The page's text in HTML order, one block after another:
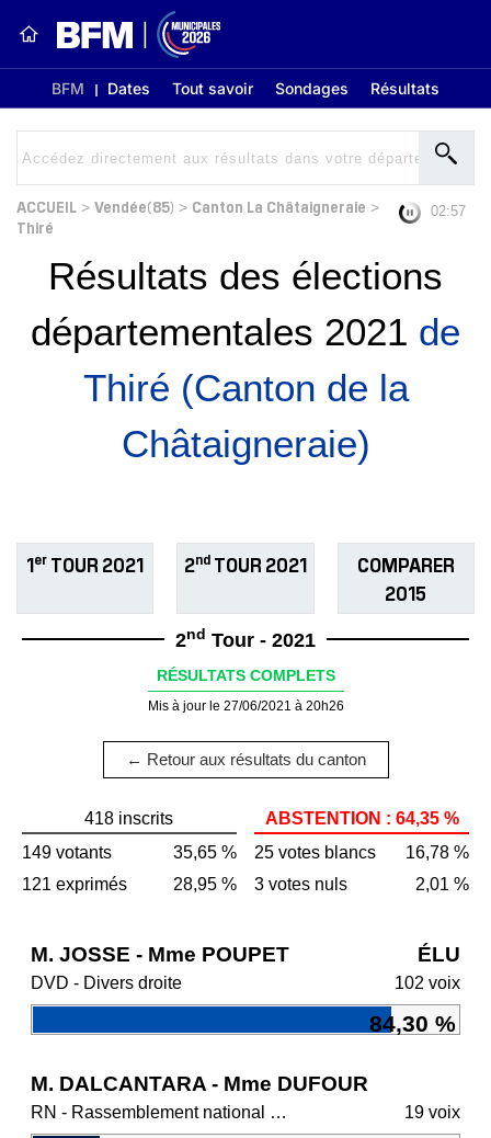
BFM Dates Tout savoir Sondages Résultats
ACCUEIL > Vendée(85) > Canton La Châtaigneraie >
Thiré
02:56
Résultats des élections
départementales 2021 de
Thiré (Canton de la
Châtaigneraie)
1er TOUR 2021 2ndTOUR 2021
COMPARER
2015
2nd Tour - 2021
RÉSULTATS COMPLETS
Mis à jour le 27/06/2021 à 20h26
← Retour aux résultats du canton
418 inscrits
149 votants
35,65 %
121 exprimés
28,95 %
ABSTENTION : 64,35 %
25 votes blancs
16,78 %
3 votes nuls
2,01 %
M. JOSSE - Mme POUPET ÉLU
DVD - Divers droite 102 voix
84,30 %
M. DALCANTARA - Mme DUFOUR
RN - Rassemblement national et ses alliés 19 voix